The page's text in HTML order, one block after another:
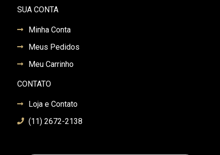
SUA CONTA
Minha Conta
Meus Pedidos
Meu Carrinho
CONTATO
Loja e Contato
(11) 2672-2138